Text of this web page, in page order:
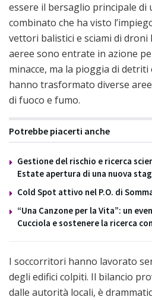
essere il bersaglio principale di
combinato che ha visto
vettori balistici e sciami di droni
aeree sono entrate in azione
minacce, ma la pioggia di
hanno trasformato diverse
di fuoco e fumo.
Potrebbe piacerti anche
Gestione del rischio e ricerca
Estate apertura di una nuova
Cold Spot attivo nel P.O. di
“Una Canzone per la Vita”: un
Cucciola e sostenere la ricerca
I soccorritori hanno lavorato
degli edifici colpiti. Il bilancio
dalle autorità locali, è